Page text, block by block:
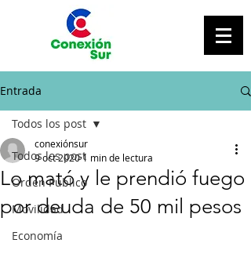
Entrada
Todos los post
Orden Público
Movilidad
Economía
Todos los post
Lo mató y le prendió fuego
por deuda de 50 mil pesos
conexiónsur
9 oct 20201 min de lectura